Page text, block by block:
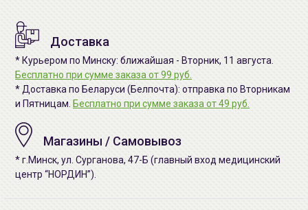
Доставка
* Курьером по Минску: ближайшая - Вторник, 11 августа.
Бесплатно при сумме заказа от 99 руб.
* Доставка по Беларуси (Белпочта): отправка по Вторникам
и Пятницам. Бесплатно при сумме заказа от 49 руб.
Магазины / Самовывоз
* г.Минск, ул. Сурганова, 47-Б (главный вход медицинский
центр “НОРДИН”).